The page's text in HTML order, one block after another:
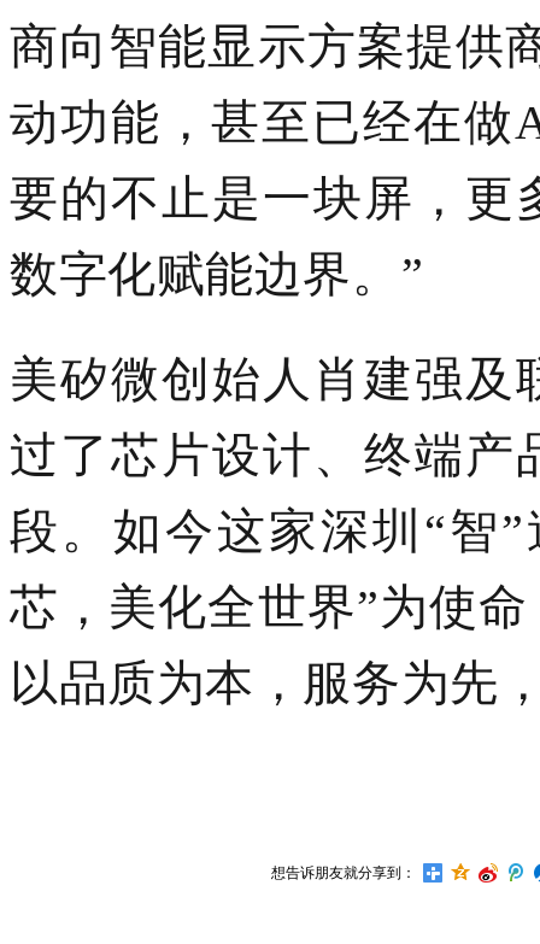
商向智能显示方案提供
动功能，甚至已经在做
要的不止是一块屏，更
数字化赋能边界。 ”
美矽微创始人肖建强及
过了芯片设计、终端产
段。如今这家深圳 “智”
芯，美化全世界”为使
以品质为本，服务为先
想告诉朋友就分享到：